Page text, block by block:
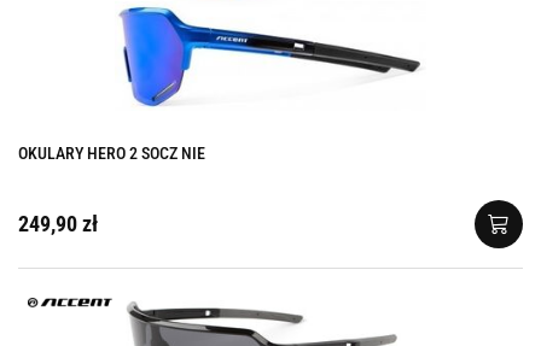
OKULARY HERO 2 SOCZ NIE
249,90 zł